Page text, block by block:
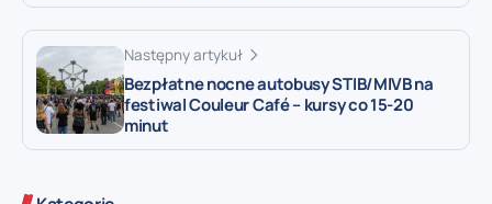
Następny artykuł
Bezpłatne nocne autobusy STIB/MIVB na
festiwal Couleur Café – kursy co 15-20
minut